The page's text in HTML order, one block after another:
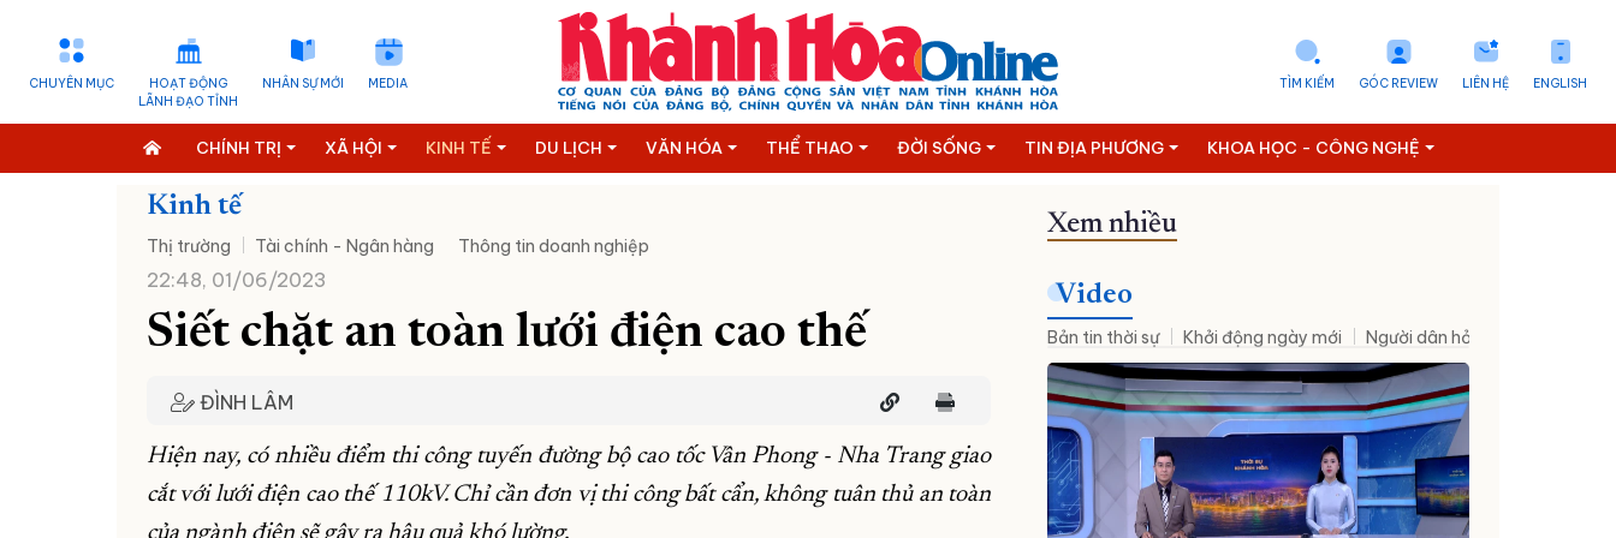
CHUYÊN MỤC
HOẠT ĐỘNG
LÃNH ĐẠO TỈNH
NHÂN SỰ MỚI MEDIA ENGLISH
LIÊN HỆ
GÓC REVIEW
TÌM KIẾM
CHÍNH TRỊ XÃ HỘI KINH TẾ DU LỊCH VĂN HÓA THỂ THAO ĐỜI SỐNG TIN ĐỊA PHƯƠNG KHOA HỌC - CÔNG NGHỆ
Kinh tế
Thị trường Tài chính - Ngân hàng Thông tin doanh nghiệp
22:48, 01/06/2023
Siết chặt an toàn lưới điện cao thế
ĐÌNH LÂM
Hiện nay, có nhiều điểm thi công tuyến đường bộ cao tốc Vân Phong - Nha Trang giao
cắt với lưới điện cao thế 110kV. Chỉ cần đơn vị thi công bất cẩn, không tuân thủ an toàn
của ngành điện sẽ gây ra hậu quả khó lường.
Xem nhiều
Video
Bản tin thời sự Khởi động ngày mới Người dân hỏi – Cơ quan nhà